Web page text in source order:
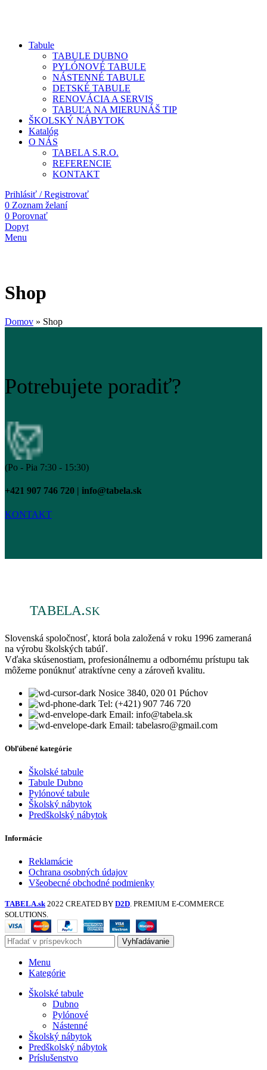
Tabule
TABULE DUBNO
PYLÓNOVÉ TABULE
NÁSTENNÉ TABULE
DETSKÉ TABULE
RENOVÁCIA A SERVIS
TABUĽA NA MIERUNÁŠ TIP
ŠKOLSKÝ NÁBYTOK
Katalóg
O NÁS
TABELA S.R.O.
REFERENCIE
KONTAKT
Prihlásiť / Registrovať
0 Zoznam želaní
0 Porovnať
Dopyt
Menu
Shop
Domov » Shop
Potrebujete poradiť?
(Po - Pia 7:30 - 15:30)
+421 907 746 720 | info@tabela.sk
KONTAKT
Slovenská spoločnosť, ktorá bola založená v roku 1996 zameraná
na výrobu školských tabúľ.
Vďaka skúsenostiam, profesionálnemu a odbornému prístupu tak
môžeme ponúknuť atraktívne ceny a zároveň kvalitu.
Nosice 3840, 020 01 Púchov
Tel: (+421) 907 746 720
Email: info@tabela.sk
Email: tabelasro@gmail.com
Obľúbené kategórie
Školské tabule
Tabule Dubno
Pylónové tabule
Školský nábytok
Predškolský nábytok
Informácie
Reklamácie
Ochrana osobných údajov
Všeobecné obchodné podmienky
TABELA.sk 2022 CREATED BY D2D. PREMIUM E-COMMERCE
SOLUTIONS.
Vyhľadávanie
Menu
Kategórie
Školské tabule
Dubno
Pylónové
Nástenné
Školský nábytok
Predškolský nábytok
Príslušenstvo